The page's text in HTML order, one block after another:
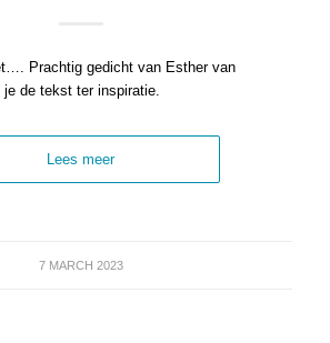
Prachtig gedicht van Esther van
je de tekst ter inspiratie.
Lees meer
7 MARCH 2023